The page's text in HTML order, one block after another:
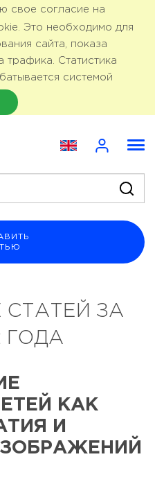
свое согласие на
Это необходимо для
сайта, показа
трафика. Статистика
системой
ЗА
ГОДА
КАК
И